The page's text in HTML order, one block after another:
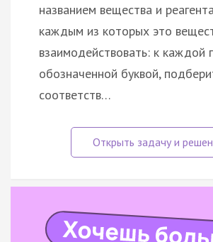
названием вещества и
каждым из которых это
взаимодействовать: к каждой
обозначенной буквой,
соответств…